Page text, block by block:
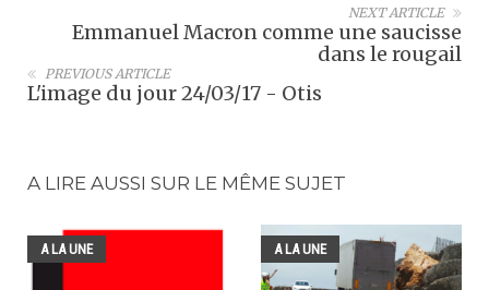
NEXT ARTICLE
Emmanuel Macron comme une saucisse
dans le rougail
PREVIOUS ARTICLE
L'image du jour 24/03/17 - Otis
A LIRE AUSSI SUR LE MÊME SUJET
A LA UNE A LA UNE